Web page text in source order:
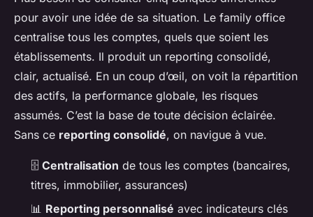
pour avoir une idée de sa situation. Le family office
centralise tous les comptes, quels que soient les
établissements. Il produit un reporting consolidé,
clair, actualisé. En un coup d’œil, on voit la répartition
des actifs, la performance globale, les risques
assumés. C’est la base de toute décision éclairée.
Sans ce reporting consolidé, on navigue à vue.
🗄️ Centralisation de tous les comptes (bancaires,
titres, immobilier, assurances)
📊 Reporting personnalisé avec indicateurs clés